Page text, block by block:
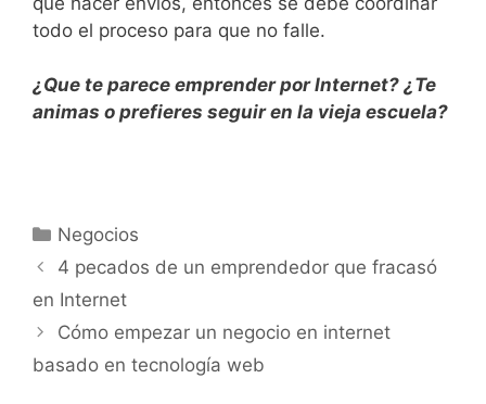
todo el proceso para que no falle.
¿Que te parece emprender por Internet? ¿Te
animas o prefieres seguir en la vieja escuela?
Negocios
4 pecados de un emprendedor que fracasó
en Internet
Cómo empezar un negocio en internet
basado en tecnología web